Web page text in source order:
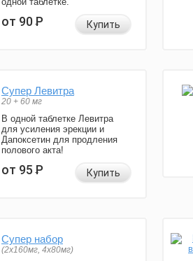
от 90Р Купить
Супер Левитра
20 + 60 мг
В одной таблетке Левитра
для усиления эрекции и
Дапоксетин для продления
полового акта!
от 95Р Купить
Супер набор
(2х160мг, 4х80мг)